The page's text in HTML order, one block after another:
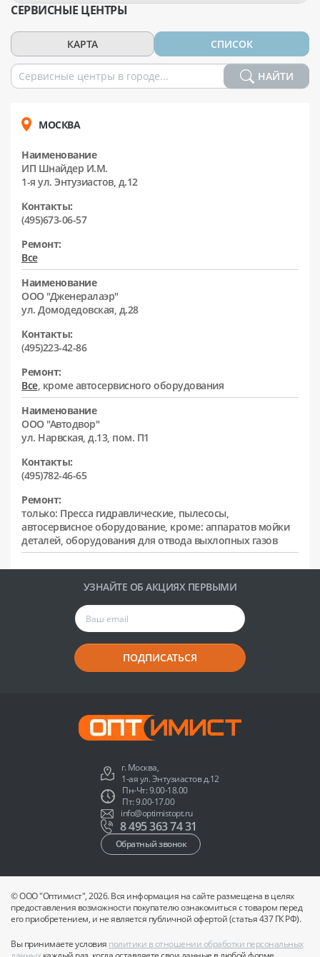
СЕРВИСНЫЕ ЦЕНТРЫ
КАРТА СПИСОК
НАЙТИ
МОСКВА
Наименование
ИП Шнайдер И.М.
1-я ул. Энтузиастов, д.12
Контакты:
(495)673-06-57
Ремонт:
Все
Наименование
ООО "Дженералаэр"
ул. Домодедовская, д.28
Контакты:
(495)223-42-86
Ремонт:
Все, кроме автосервисного оборудования
Наименование
ООО "Автодвор"
ул. Нарвская, д.13, пом. П1
Контакты:
(495)782-46-65
Ремонт:
только: Пресса гидравлические, пылесосы,
автосервисное оборудование, кроме: аппаратов мойки
деталей, оборудования для отвода выхлопных газов
УЗНАЙТЕ ОБ АКЦИЯХ ПЕРВЫМИ
ПОДПИСАТЬСЯ
г. Москва,
1-ая ул. Энтузиастов д.12
Пн-Чт: 9.00-18.00
Пт: 9.00-17.00
info@optimistopt.ru
8 495 363 74 31
Обратный звонок
© ООО "Оптимист", 2026. Вся информация на сайте размещена в целях
предоставления возможности покупателю ознакомиться с товаром перед
его приобретением, и не является публичной офертой (статья 437 ГК РФ).
Вы принимаете условия политики в отношении обработки персональных